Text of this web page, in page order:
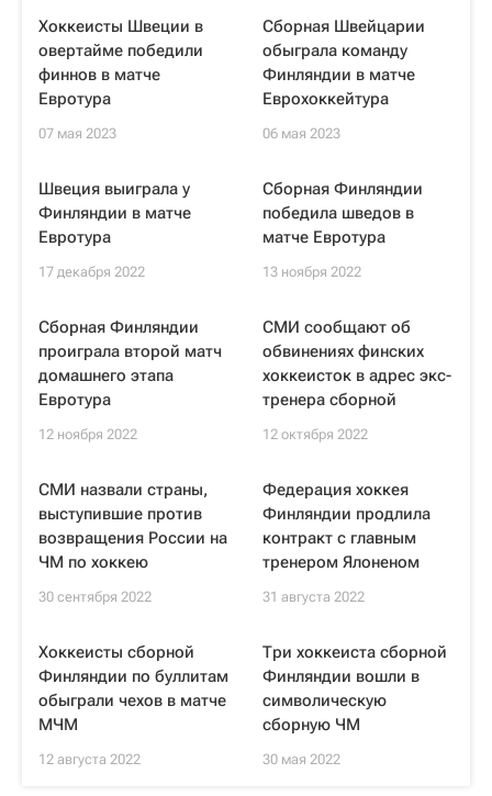
Хоккеисты Швеции в
овертайме победили
финнов в матче
Евротура
07 мая 2023
Сборная Швейцарии
обыграла команду
Финляндии в матче
Еврохоккейтура
06 мая 2023
Швеция выиграла у
Финляндии в матче
Евротура
17 декабря 2022
Сборная Финляндии
победила шведов в
матче Евротура
13 ноября 2022
Сборная Финляндии
проиграла второй матч
домашнего этапа
Евротура
12 ноября 2022
СМИ сообщают об
обвинениях финских
хоккеисток в адрес экс-
тренера сборной
12 октября 2022
СМИ назвали страны,
выступившие против
возвращения России на
ЧМ по хоккею
30 сентября 2022
Федерация хоккея
Финляндии продлила
контракт с главным
тренером Ялоненом
31 августа 2022
Хоккеисты сборной
Финляндии по буллитам
обыграли чехов в матче
МЧМ
12 августа 2022
Три хоккеиста сборной
Финляндии вошли в
символическую
сборную ЧМ
30 мая 2022